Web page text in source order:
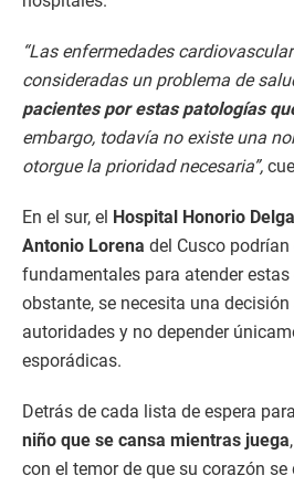
“Las enfermedades
consideradas un problema de
pacientes por estas patologías
embargo, todavía no existe una
otorgue la prioridad necesaria”,
En el sur, el Hospital Honorio
Antonio Lorena del Cusco
fundamentales para atender
obstante, se necesita una
autoridades y no depender
esporádicas.
Detrás de cada lista de espera
niño que se cansa mientras juega
con el temor de que su corazón